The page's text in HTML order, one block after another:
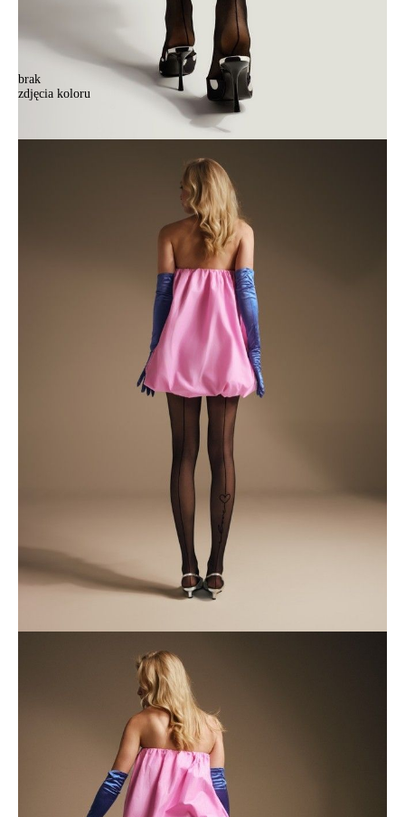
brak
zdjęcia koloru
Rajstopy damskie CE FANTASY LOVE YOU, r.2, nero
Rajstopy damskie CE FANTASY LOVE YOU, r.2, nero
30,90 zł
+
DODAJ DO KOSZYKA
POWIADOM MNIE O DOSTĘPNOŚCI
czas dostawy: 1-2 dni robocze
darmowa od 50 zł
w sklepie Conte (Łodz)
pn.- czw. 8:00 - 16:00, pt. 8:00 - 14:00
Opis produktu
Opinie
Rajstopy z imitacją szwu i napisem „Love” dodadzą Twojej stylizacji
Podwójnie tkana nić LYCRA gwarantuje komfort noszenia przez cały
LYCRA®: trwała, odporna na zaciągnięcia i idealnie dopasowana do
ciała – to cechy rajstop wykonanych z włókna LYCRA.
Podwójnie pleciona: Specjalna technologia produkcji przędzy, w której
LYCRA jest podwójnie pleciona z nicią poliamidową. Dzięki temu jest
bardziej elastyczna i jedwabista w dotyku.
Cechy modelu: